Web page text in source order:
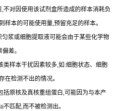
不对因使用该试剂盒所造成的样本消耗负
样本的可能使用量,预留充足的样本。
浆或细胞提取液可能会由于某些化学物
差。
类样本干扰因素较多,如:细胞状态、细胞
在检测不出的情况。
括原核及真核重组蛋白,可能因为与本产
ti不匹配,而不被检测出。